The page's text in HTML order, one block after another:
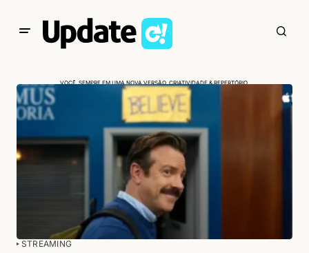
VOCÊ, SEMPRE EM UMA NOVA VERSÃO. CRIATIVIDADE & REPERTÓRIO.
STREAMING